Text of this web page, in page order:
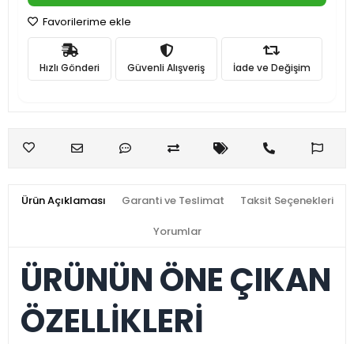
Favorilerime ekle
Hızlı Gönderi Güvenli Alışveriş İade ve Değişim
Ürün Açıklaması Garanti ve Teslimat Taksit Seçenekleri
Yorumlar
ÜRÜNÜN ÖNE ÇIKAN
ÖZELLİKLERİ